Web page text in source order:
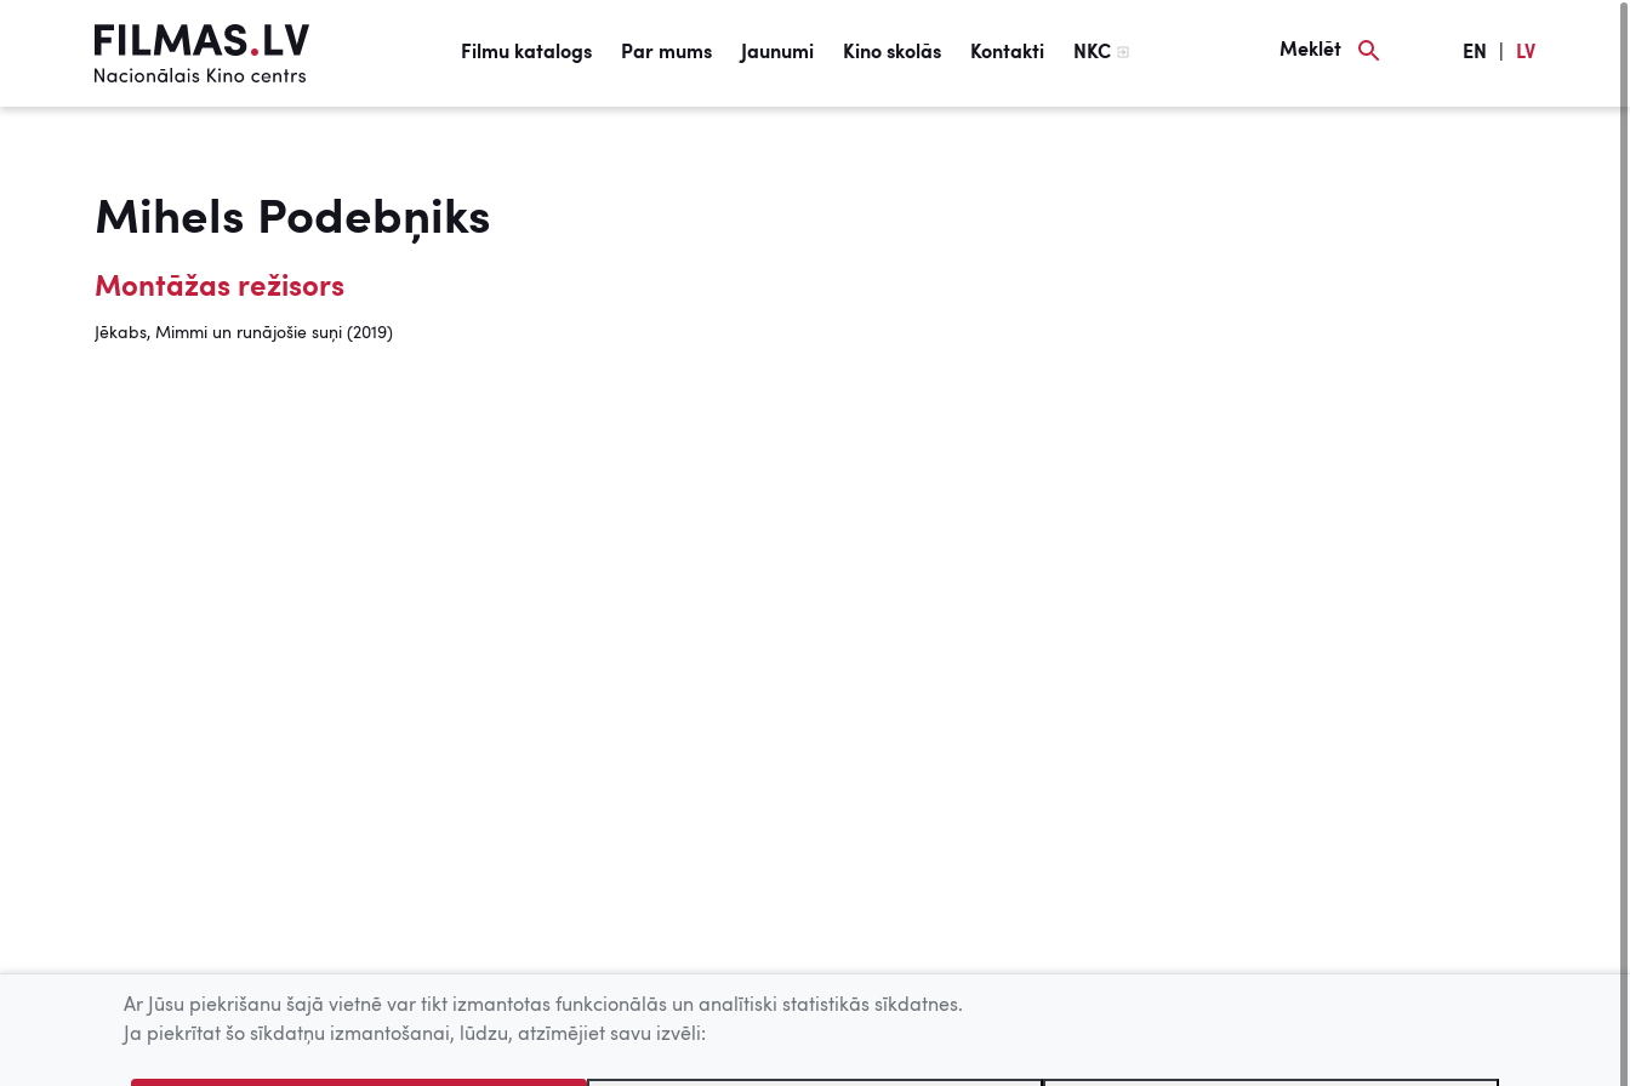
Filmu katalogs Par mums Jaunumi Kino skolās Kontakti NKC Meklēt EN LV
Mihels Podebņiks
Montāžas režisors
Jēkabs, Mimmi un runājošie suņi (2019)
Ar Jūsu piekrišanu šajā vietnē var tikt izmantotas funkcionālās un analītiski statistikās sīkdatnes.
Ja piekrītat šo sīkdatņu izmantošanai, lūdzu, atzīmējiet savu izvēli: